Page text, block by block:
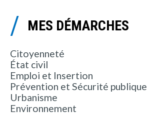
MES DÉMARCHES
Citoyenneté
État civil
Emploi et Insertion
Prévention et Sécurité publique
Urbanisme
Environnement